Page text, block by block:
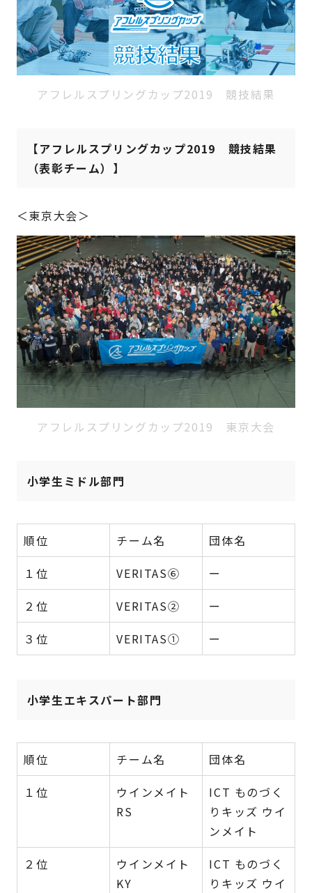
アフレルスプリングカップ2019 競技結果
【アフレルスプリングカップ2019 競技結果
（表彰チーム）】
＜東京大会＞
アフレルスプリングカップ2019 東京大会
小学生ミドル部門
順位 チーム名
団体名
１位
VERITAS⑥
ー
２位
VERITAS②
ー
３位
VERITAS① ー
小学生エキスパート部門
順位 チーム名
団体名
１位
ウインメイト
RS
ICT ものづく
りキッズ ウイ
ンメイト
２位
ウインメイト
KY
ICT ものづく
りキッズ ウイ